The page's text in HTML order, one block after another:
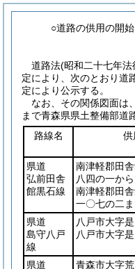
○道路の供用の開始
道路法(昭和二十七年法
定により、次のとおり道
定により公示する。
なお、その関係図面は
まで青森県県土整備部道
路線名
供
県道
弘前田舎
館黒石線
南津軽郡田
八四の一から
南津軽郡田
一〇七の二
県道
島守八戸
線
八戸市大字
八戸市大字
県道
青森市大字